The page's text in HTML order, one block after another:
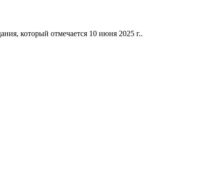
который отмечается 10 июня 2025 г..